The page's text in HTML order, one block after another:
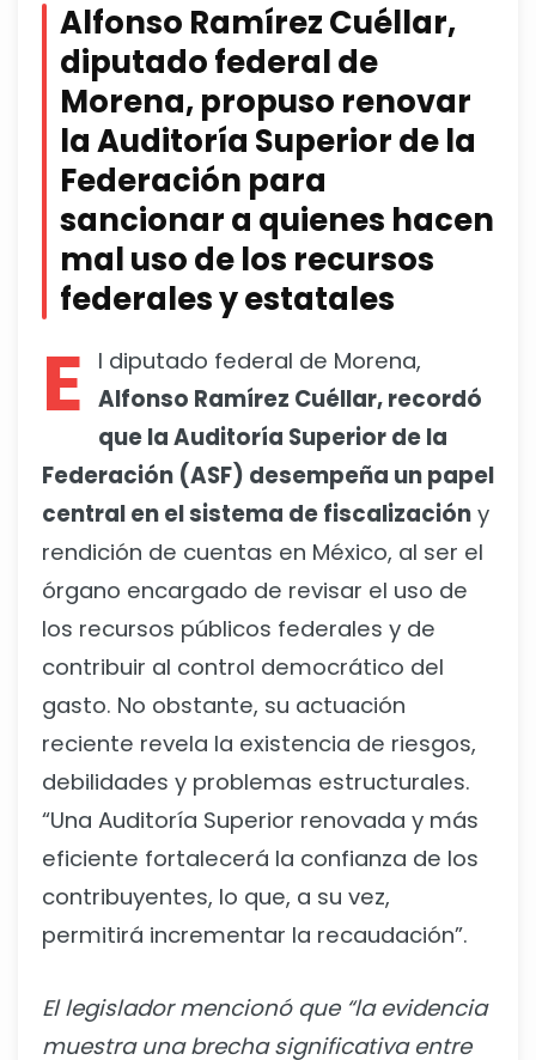
Alfonso Ramírez Cuéllar,
diputado federal de
Morena, propuso renovar
la Auditoría Superior de la
Federación para
sancionar a quienes hacen
mal uso de los recursos
federales y estatales
E
l diputado federal de Morena,
Alfonso Ramírez Cuéllar, recordó
que la Auditoría Superior de la
Federación (ASF) desempeña un papel
central en el sistema de fiscalización y
rendición de cuentas en México, al ser el
órgano encargado de revisar el uso de
los recursos públicos federales y de
contribuir al control democrático del
gasto. No obstante, su actuación
reciente revela la existencia de riesgos,
debilidades y problemas estructurales.
“Una Auditoría Superior renovada y más
eficiente fortalecerá la confianza de los
contribuyentes, lo que, a su vez,
permitirá incrementar la recaudación”.
El legislador mencionó que “la evidencia
muestra una brecha significativa entre